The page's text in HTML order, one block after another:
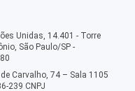
Unidas, 14.401 - Torre
São Paulo/SP -
Carvalho, 74 – Sala 1105
239 CNPJ